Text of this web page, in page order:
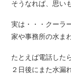
そうなれば、思い
実は・・・クーラ
家や事務所の水ま
たとえば電話した
２日後にまた水漏